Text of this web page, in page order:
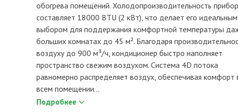
обогрева помещений. Холодопроизводительность
составляет 18000 BTU (2 кВт), что делает его идеальным
выбором для поддержания комфортной температуры
больших комнатах до 45 м². Благодаря
воздуху до 900 м³/ч, кондиционер быстро наполняет
пространство свежим воздухом. Система 4D потока
равномерно распределяет воздух, обеспечивая комфорт
всем помещении...
Подробнее